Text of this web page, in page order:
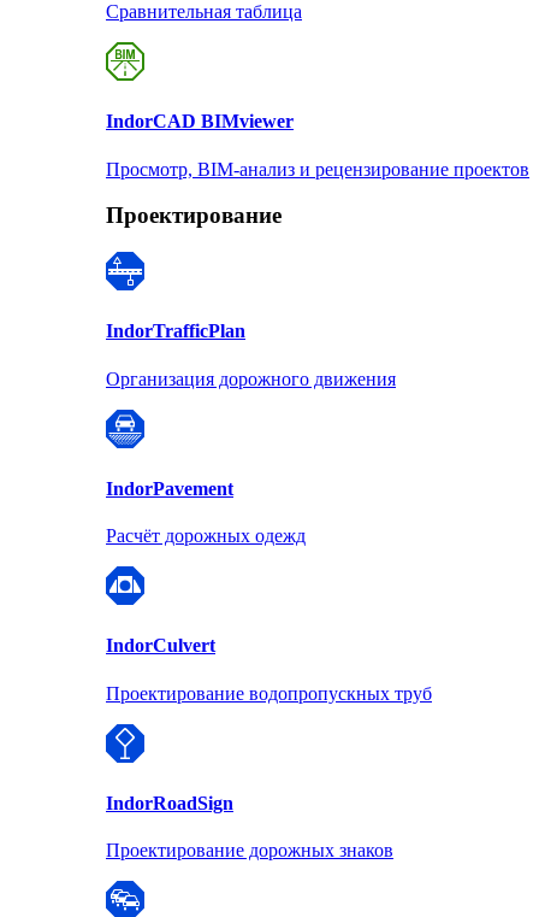
Сравнительная таблица
IndorCAD BIMviewer
Просмотр, BIM-анализ и рецензирование проектов
Проектирование
IndorTrafficPlan
Организация дорожного движения
IndorPavement
Расчёт дорожных одежд
IndorCulvert
Проектирование водопропускных труб
IndorRoadSign
Проектирование дорожных знаков